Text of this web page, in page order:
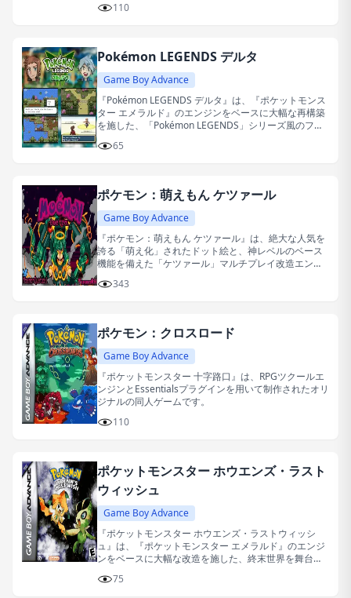
110
Pokémon LEGENDS デルタ
Game Boy Advance
『Pokémon LEGENDS デルタ』は、『ポケットモンス
ター エメラルド』のエンジンをベースに大幅な再構築
を施した、「Pokémon LEGENDS」シリーズ風のファ
65
ポケモン：萌えもん ケツァール
Game Boy Advance
『ポケモン：萌えもん ケツァール』は、絶大な人気を
誇る「萌え化」されたドット絵と、神レベルのベース
機能を備えた「ケツァール」マルチプレイ改造エンジ
ームです。
343
ポケモン：クロスロード
Game Boy Advance
『ポケットモンスター 十字路口』は、RPGツクールエ
ンジンとEssentialsプラグインを用いて制作されたオリ
ジナルの同人ゲームです。
110
ポケットモンスター ホウエンズ・ラスト
ウィッシュ
Game Boy Advance
『ポケットモンスター ホウエンズ・ラストウィッシ
ュ』は、『ポケットモンスター エメラルド』のエンジ
ンをベースに大幅な改造を施した、終末世界を舞台と
75